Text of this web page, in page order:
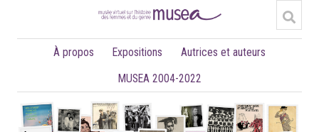
À propos Expositions
Autrices et auteurs
MUSEA 2004-2022